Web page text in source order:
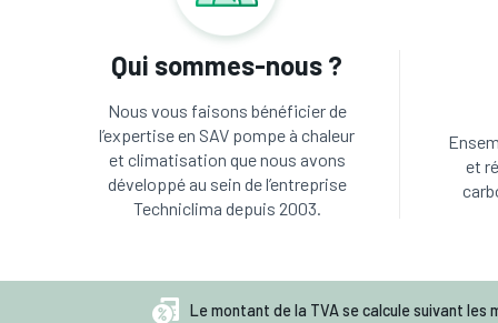
Qui sommes-nous ?
Nous vous faisons bénéficier de
l’expertise en SAV pompe à chaleur
et climatisation que nous avons
développé au sein de l’entreprise
Techniclima depuis 2003.
et
Le montant de la TVA se calcule suivant